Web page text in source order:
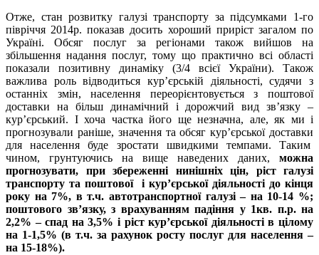
Отже, стан розвитку галузі транспорту за підсумками 1-го
півріччя 2014р. показав досить хороший приріст загалом по
Україні. Обсяг послуг за регіонами також вийшов на
збільшення надання послуг, тому що практично всі області
показали позитивну динаміку (3/4 всієї України). Також
важлива роль відводиться кур’єрській діяльності, судячи з
останніх змін, населення переорієнтовується з поштової
доставки на більш динамічний і дорожчий вид зв’язку –
кур’єрський. І хоча частка його ще незначна, але, як ми і
прогнозували раніше, значення та обсяг кур’єрської доставки
для населення буде зростати швидкими темпами. Таким
чином, грунтуючись на вище наведених даних, можна
прогнозувати, при збереженні нинішніх цін, ріст галузі
транспорту та поштової і кур’єрської діяльності до кінця
року на 7%, в т.ч. автотранспортної галузі – на 10-14 %;
поштового зв’язку, з врахуванням падіння у 1кв. п.р. на
2,2% – спад на 3,5% і ріст кур’єрської діяльностівцілому
на 1-1,5% (в т.ч. за рахунок росту послуг для населення –
на 15-18%).